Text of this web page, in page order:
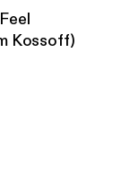
Kossoff)